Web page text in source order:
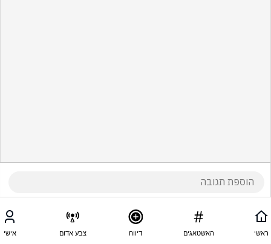
ראשי האשטאגים דיווח צבע אדום אישי